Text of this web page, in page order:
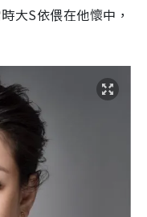
大S依偎在他懷中，